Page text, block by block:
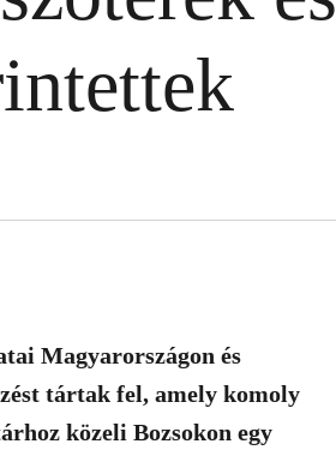
Magyarországon és
tártak fel, amely komoly
közeli Bozsokon egy